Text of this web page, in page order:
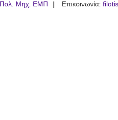
Μηχ. ΕΜΠ Επικοινωνία: